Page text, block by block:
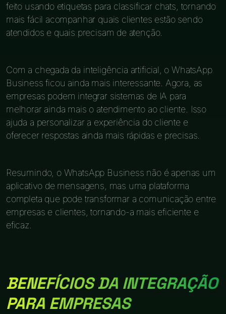
feito usando etiquetas para classificar chats, tornando
mais fácil acompanhar quais clientes estão sendo
atendidos e quais precisam de atenção.
Com a chegada da inteligência artificial, o WhatsApp
Business ficou ainda mais interessante. Agora, as
empresas podem integrar sistemas de IA para
melhorar ainda mais o atendimento ao cliente. Isso
ajuda a personalizar a experiência do cliente e
oferecer respostas ainda mais rápidas e precisas.
Resumindo, o WhatsApp Business não é apenas um
aplicativo de mensagens, mas uma plataforma
completa que pode transformar a comunicação entre
empresas e clientes, tornando-a mais eficiente e
eficaz.
BENEFÍCIOS DA INTEGRAÇÃO
PARA EMPRESAS